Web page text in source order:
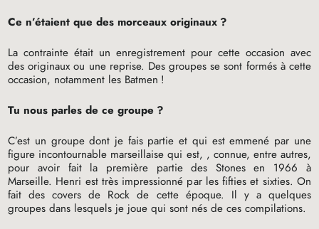
Ce n’étaient que des morceaux originaux ?
La contrainte était un enregistrement pour cette occasion avec
des originaux ou une reprise. Des groupes se sont formés à cette
occasion, notamment les Batmen !
Tu nous parles de ce groupe ?
C’est un groupe dont je fais partie et qui est emmené par une
figure incontournable marseillaise qui est, , connue, entre autres,
pour avoir fait la première partie des Stones en 1966 à
Marseille. Henri est très impressionné par les fifties et sixties. On
fait des covers de Rock de cette époque. Il y a quelques
groupes dans lesquels je joue qui sont nés de ces compilations.